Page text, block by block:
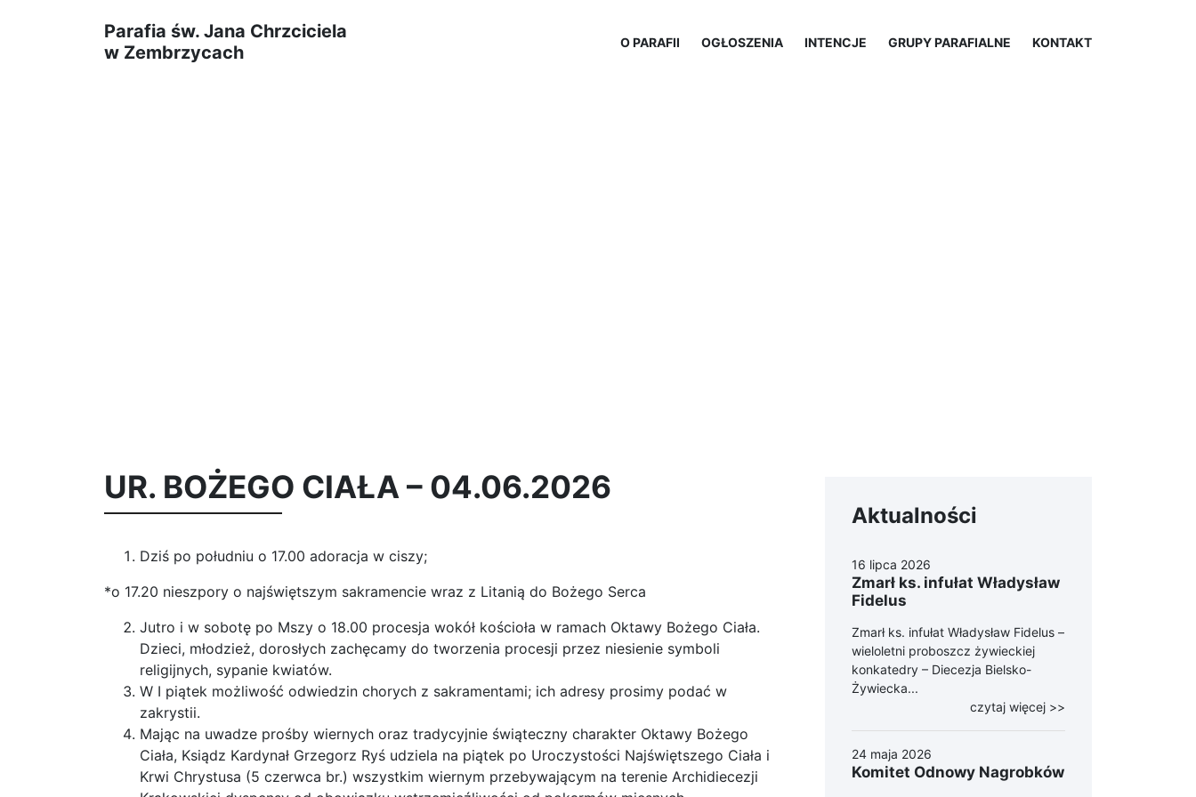
Parafia św. Jana Chrzciciela
w Zembrzycach
O PARAFII OGŁOSZENIA INTENCJE GRUPY PARAFIALNE KONTAKT
UR. BOŻEGO CIAŁA – 04.06.2026
Dziś po południu o 17.00 adoracja w ciszy;
*o 17.20 nieszpory o najświętszym sakramencie wraz z Litanią do Bożego Serca
Jutro i w sobotę po Mszy o 18.00 procesja wokół kościoła w ramach Oktawy Bożego Ciała.
Dzieci, młodzież, dorosłych zachęcamy do tworzenia procesji przez niesienie symboli
religijnych, sypanie kwiatów.
W I piątek możliwość odwiedzin chorych z sakramentami; ich adresy prosimy podać w
zakrystii.
Mając na uwadze prośby wiernych oraz tradycyjnie świąteczny charakter Oktawy Bożego
Ciała, Ksiądz Kardynał Grzegorz Ryś udziela na piątek po Uroczystości Najświętszego Ciała i
Krwi Chrystusa (5 czerwca br.) wszystkim wiernym przebywającym na terenie Archidiecezji
Aktualności
16 lipca 2026
Zmarł ks. infułat Władysław
Fidelus
Zmarł ks. infułat Władysław Fidelus –
wieloletni proboszcz żywieckiej
konkatedry – Diecezja Bielsko-
Żywiecka...
czytaj więcej >>
24 maja 2026
Komitet Odnowy Nagrobków